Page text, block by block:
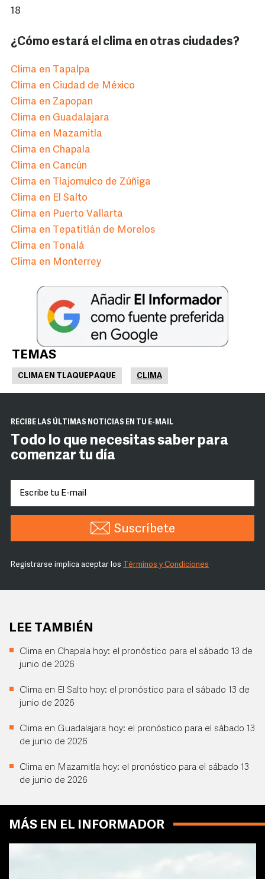
18
¿Cómo estará el clima en otras ciudades?
Clima en Tapalpa
Clima en Ciudad de México
Clima en Zapopan
Clima en Guadalajara
Clima en Mazamitla
Clima en Chapala
Clima en Cancún
Clima en Tlajomulco de Zúñiga
Clima en El Salto
Clima en Puerto Vallarta
Clima en Tepatitlán de Morelos
Clima en Tonalá
Clima en Monterrey
TEMAS
CLIMA EN TLAQUEPAQUE CLIMA
RECIBE LAS ÚLTIMAS NOTICIAS EN TU E-MAIL
Todo lo que necesitas saber para
comenzar tu día
Suscríbete
Registrarse implica aceptar los Términos y Condiciones
LEE TAMBIÉN
Clima en Chapala hoy: el pronóstico para el sábado 13 de
junio de 2026
Clima en El Salto hoy: el pronóstico para el sábado 13 de
junio de 2026
Clima en Guadalajara hoy: el pronóstico para el sábado 13
de junio de 2026
Clima en Mazamitla hoy: el pronóstico para el sábado 13
de junio de 2026
MÁS EN EL INFORMADOR